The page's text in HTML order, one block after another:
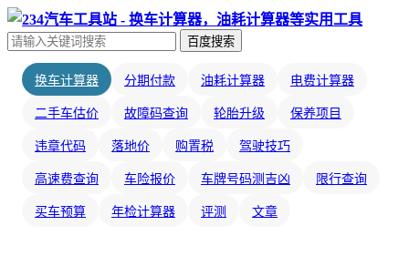
百度搜索
换车计算器 分期付款 油耗计算器 电费计算器
二手车估价 故障码查询 轮胎升级 保养项目
违章代码 落地价 购置税 驾驶技巧
高速费查询 车险报价 车牌号码测吉凶 限行查询
买车预算 年检计算器 评测 文章